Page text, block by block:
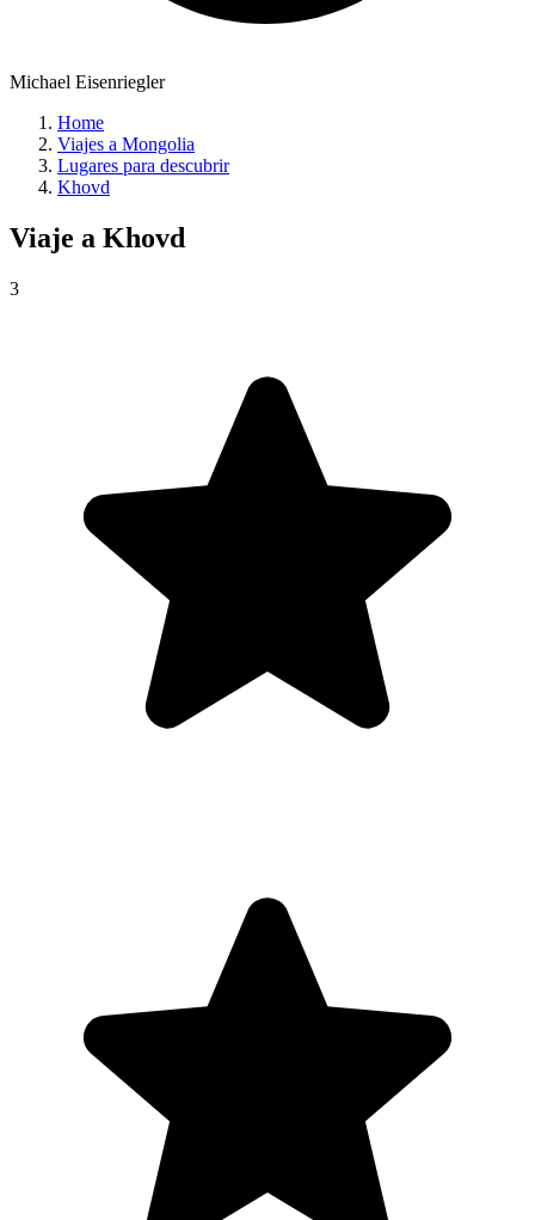
Michael Eisenriegler
Home
Viajes a Mongolia
Lugares para descubrir
Khovd
Viaje a Khovd
3